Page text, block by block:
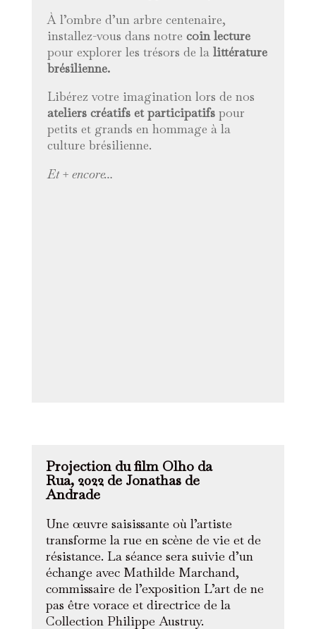
À l’ombre d’un arbre centenaire,
installez-vous dans notrecoin lecture
pour explorer les trésors de lalittérature
brésilienne.
Libérez votre imagination lors de nos
ateliers créatifs et participatifs pour
petits et grands en hommage à la
culture brésilienne.
Et + encore…
Projection du film Olho da
Rua, 2022 de Jonathas de
Andrade
Une œuvre saisissante où l’artiste
transforme la rue en scène de vie et de
résistance. La séance sera suivie d’un
échange avec Mathilde Marchand,
commissaire de l’exposition L’art de ne
pas être vorace et directrice de la
Collection Philippe Austruy.